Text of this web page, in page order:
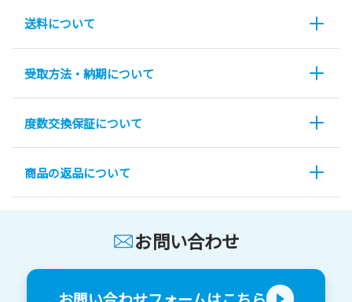
送料について
受取方法・納期について
度数交換保証について
商品の返品について
お問い合わせ